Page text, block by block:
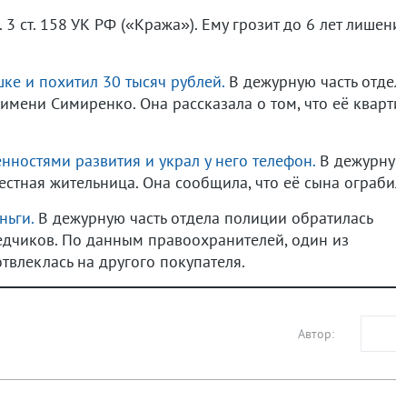
ст. 158 УК РФ («Кража»). Ему грозит до 6 лет
и похитил 30 тысяч рублей. В дежурную часть
Симиренко. Она рассказала о том, что её
развития и украл у него телефон. В
жительница. Она сообщила, что её сына
В дежурную часть отдела полиции обратилась
По данным правоохранителей, один из
на другого покупателя.
Автор: